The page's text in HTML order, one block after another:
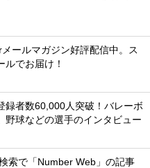
メールマガジン好評配信中。ス
ルでお届け！
録者数60,000人突破！バレーボ
野球などの選手のインタビュー
索で「Number Web」の記事